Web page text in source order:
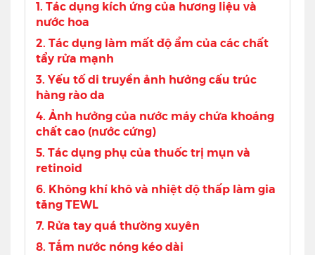
1. Tác dụng kích ứng của hương liệu và
nước hoa
2. Tác dụng làm mất độ ẩm của các chất
tẩy rửa mạnh
3. Yếu tố di truyền ảnh hưởng cấu trúc
hàng rào da
4. Ảnh hưởng của nước máy chứa khoáng
chất cao (nước cứng)
5. Tác dụng phụ của thuốc trị mụn và
retinoid
6. Không khí khô và nhiệt độ thấp làm gia
tăng TEWL
7. Rửa tay quá thường xuyên
8. Tắm nước nóng kéo dài